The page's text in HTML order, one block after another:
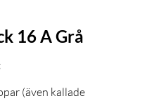
16 A Grå
(även kallade